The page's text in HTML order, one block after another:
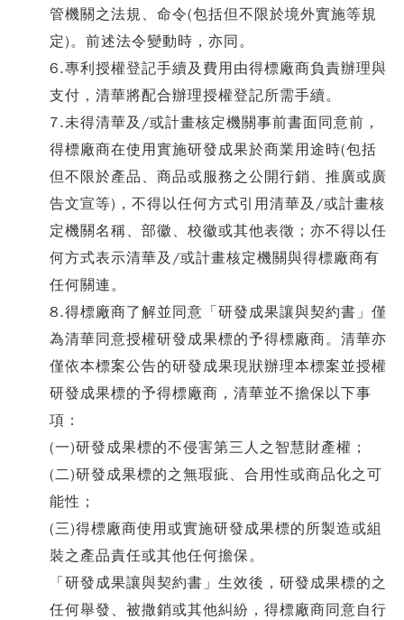
管機關之法規、命令(包括但不限於境外實施等規
定)。前述法令變動時，亦同。
6.專利授權登記手續及費用由得標廠商負責辦理與
支付，清華將配合辦理授權登記所需手續。
7.未得清華及/或計畫核定機關事前書面同意前，
得標廠商在使用實施研發成果於商業用途時(包括
但不限於產品、商品或服務之公開行銷、推廣或廣
告文宣等)，不得以任何方式引用清華及/或計畫核
定機關名稱、部徽、校徽或其他表徵；亦不得以任
何方式表示清華及/或計畫核定機關與得標廠商有
任何關連。
8.得標廠商了解並同意「研發成果讓與契約書」僅
為清華同意授權研發成果標的予得標廠商。清華亦
僅依本標案公告的研發成果現狀辦理本標案並授權
研發成果標的予得標廠商，清華並不擔保以下事
項：
(一)研發成果標的不侵害第三人之智慧財產權；
(二)研發成果標的之無瑕疵、合用性或商品化之可
能性；
(三)得標廠商使用或實施研發成果標的所製造或組
裝之產品責任或其他任何擔保。
「研發成果讓與契約書」生效後，研發成果標的之
任何舉發、被撒銷或其他糾紛，得標廠商同意自行